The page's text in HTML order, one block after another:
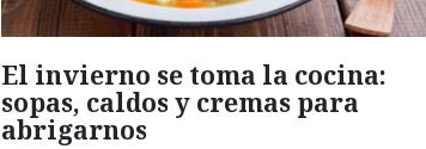
El invierno se toma la cocina:
sopas, caldos y cremas para
abrigarnos